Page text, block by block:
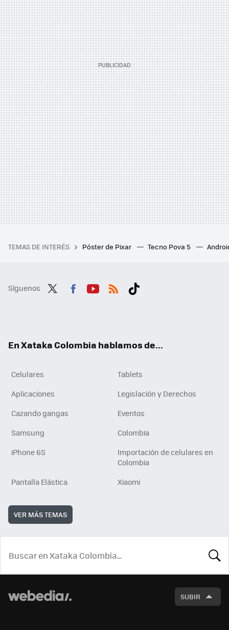
TEMAS DE INTERÉS Póster de Pixar Tecno Pova 5
Síguenos
En Xataka Colombia hablamos de...
Celulares
Tablets
Aplicaciones
Legislación y Derechos
Cazando gangas
Eventos
Samsung
Colombia
iPhone 6S
Importación de celulares en
Colombia
Pantalla Elástica
Xiaomi
VER MÁS TEMAS
SUBIR